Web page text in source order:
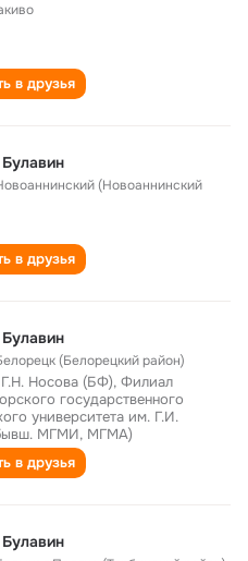
в друзья
(Новоаннинский
в друзья
(Белорецкий район)
Носова (БФ), Филиал
государственного
университета им. Г.И.
МГМИ, МГМА)
в друзья